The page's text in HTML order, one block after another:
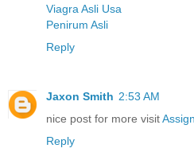
Viagra Asli Usa
Penirum Asli
Reply
Jaxon Smith 2:53 AM
nice post for more visit
Reply